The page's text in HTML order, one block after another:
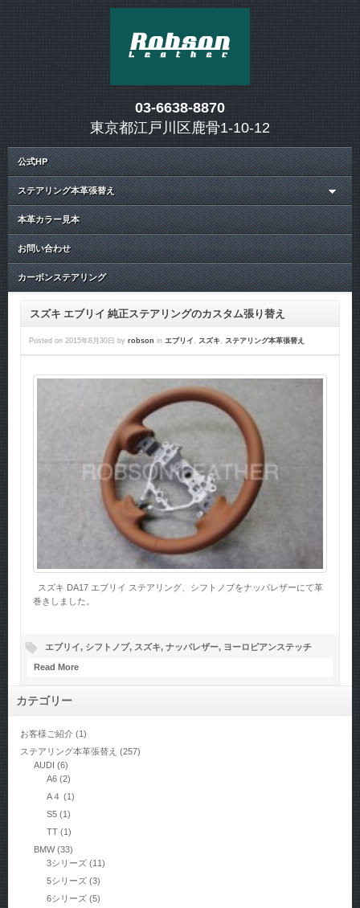
03-6638-8870
東京都江戸川区鹿骨1-10-12
公式HP
ステアリング本革張替え
本革カラー見本
お問い合わせ
カーボンステアリング
スズキ エブリイ 純正ステアリングのカスタム張り替え
Posted on 2015年8月30日 by robson in エブリイ , スズキ, ステアリング本革張替え
スズキ DA17 エブリイ ステアリング、シフトノブをナッパレザーにて革
巻きしました。
エブリイ, シフトノブ, スズキ, ナッパレザー, ヨーロピアンステッチ
Read More
カテゴリー
お客様ご紹介 (1)
ステアリング本革張替え (257)
AUDI (6)
A6 (2)
A４ (1)
S5 (1)
TT (1)
BMW(33)
3シリーズ (11)
5シリーズ (3)
6シリーズ (5)